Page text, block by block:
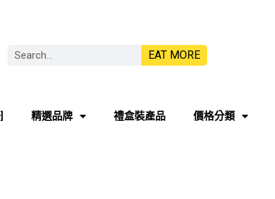
EAT MORE
精選品牌 禮盒裝產品 價格分類